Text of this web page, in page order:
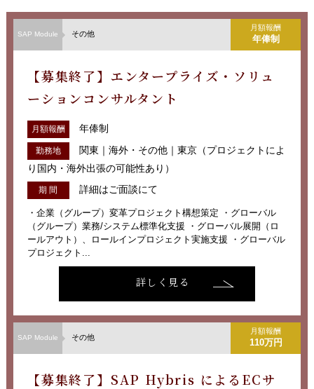
SAP Module その他
月額報酬
年俸制
【募集終了】エンタープライズ・ソリュ
ーションコンサルタント
月額報酬 年俸制
勤務地
関東｜海外・その他｜東京（プロジェクトによ
り国内・海外出張の可能性あり）
期 間 詳細はご面談にて
・企業（グループ）変革プロジェクト構想策定 ・グローバル
（グループ）業務/システム標準化支援 ・グローバル展開（ロ
ールアウト）、ロールインプロジェクト実施支援 ・グローバル
プロジェクト...
詳しく見る
SAP Module その他
月額報酬
110万円
【募集終了】SAP Hybris によるECサ